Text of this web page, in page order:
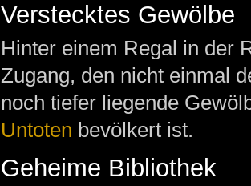
Verstecktes Gewölbe
Hinter einem Regal in der
Zugang, den nicht einmal
noch tiefer liegende
Untoten bevölkert ist.
Geheime Bibliothek